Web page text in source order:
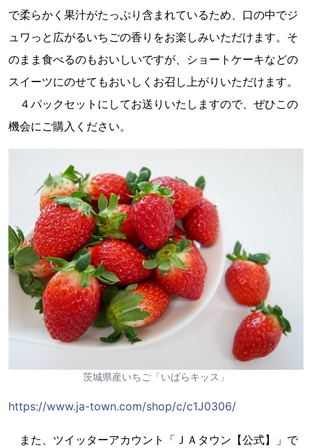
で柔らかく果汁がたっぷり含まれているため、口の中でジ
ュワっと広がるいちごの香りをお楽しみいただけます。そ
のまま食べるのもおいしいですが、ショートケーキなどの
スイーツにのせてもおいしくお召し上がりいただけます。
４パックセットにしてお送りいたしますので、ぜひこの
機会にご購入ください。
茨城県産いちご「いばらキッス」
https://www.ja-town.com/shop/c/c1J0306/
また、ツイッターアカウント「ＪＡタウン【公式】」で